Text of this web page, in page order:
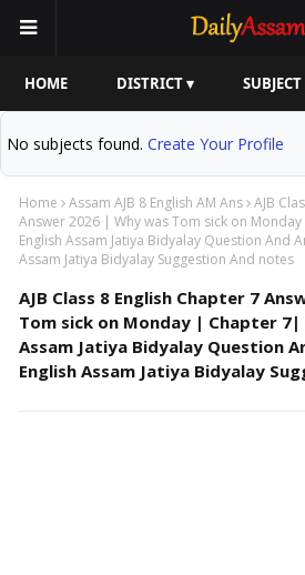
HOME DISTRICT ▾
No subjects found. Create Your Profile
Home Assam AJB 8 English AM Ans AJB
Answer 2026 | Why was Tom sick on
English Assam Jatiya Bidyalay Question And
Assam Jatiya Bidyalay Suggestion And notes
AJB Class 8 English Chapter 7
Tom sick on Monday | Chapter 7|
Assam Jatiya Bidyalay Question
English Assam Jatiya Bidyalay